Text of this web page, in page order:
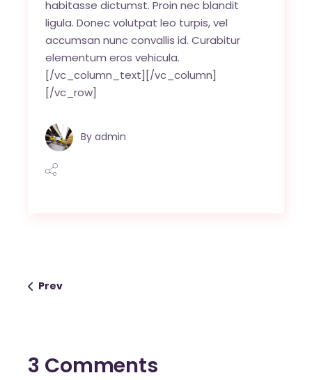
habitasse dictumst. Proin nec blandit
ligula. Donec volutpat leo turpis, vel
accumsan nunc convallis id. Curabitur
elementum eros vehicula.
[/vc_column_text][/vc_column]
[/vc_row]
By admin
Prev
3 Comments